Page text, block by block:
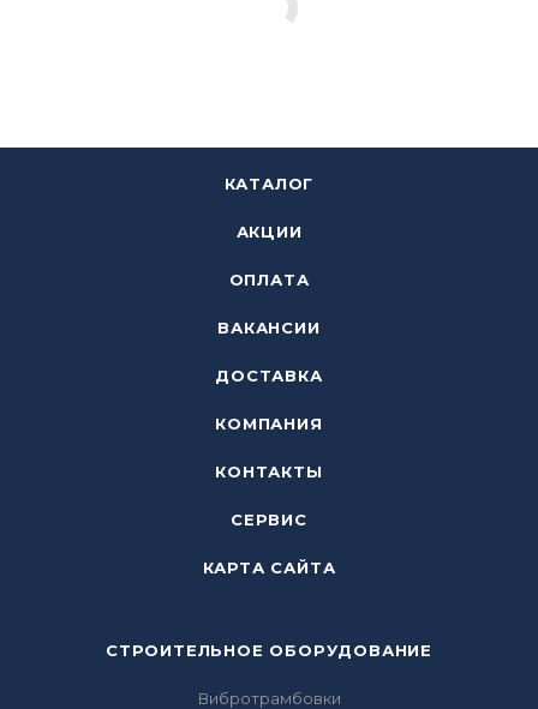
КАТАЛОГ
АКЦИИ
ОПЛАТА
ВАКАНСИИ
ДОСТАВКА
КОМПАНИЯ
КОНТАКТЫ
СЕРВИС
КАРТА САЙТА
СТРОИТЕЛЬНОЕ ОБОРУДОВАНИЕ
Вибротрамбовки